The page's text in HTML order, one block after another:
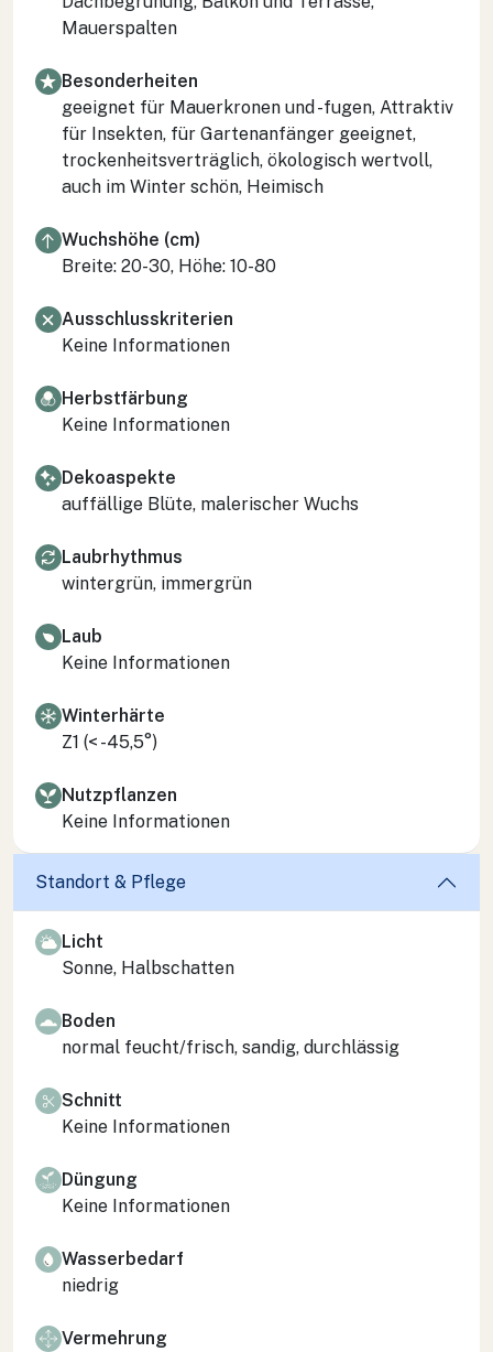
Mauerspalten
Besonderheiten
geeignet für Mauerkronen und -fugen, Attraktiv
für Insekten, für Gartenanfänger geeignet,
trockenheitsverträglich, ökologisch wertvoll,
auch im Winter schön, Heimisch
Wuchshöhe (cm)
Breite: 20-30, Höhe: 10-80
Ausschlusskriterien
Keine Informationen
Herbstfärbung
Keine Informationen
Dekoaspekte
auffällige Blüte, malerischer Wuchs
Laubrhythmus
wintergrün, immergrün
Laub
Keine Informationen
Winterhärte
Z1 (< -45,5°)
Nutzpflanzen
Keine Informationen
Standort & Pflege
Licht
Sonne, Halbschatten
Boden
normal feucht/frisch, sandig, durchlässig
Schnitt
Keine Informationen
Düngung
Keine Informationen
Wasserbedarf
niedrig
Vermehrung